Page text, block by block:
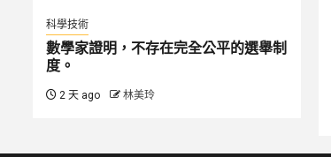
科學技術
數學家證明，不存在完全公平的選舉制
度。
2 天 ago 林美玲